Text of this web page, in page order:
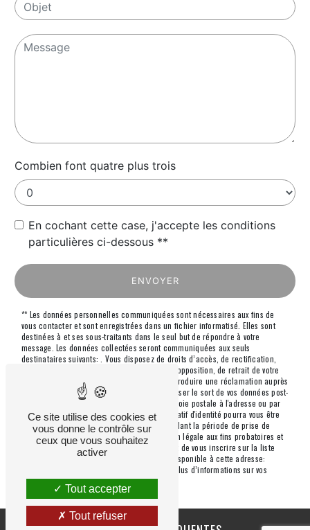
Combien font quatre plus trois
En cochant cette case, j'accepte les conditions
particulières ci-dessous **
ENVOYER
** Les données personnelles communiquées sont nécessaires aux fins de
vous contacter et sont enregistrées dans un fichier informatisé. Elles sont
destinées à et ses sous-traitants dans le seul but de répondre à votre
message. Les données collectées seront communiquées aux seuls
destinataires suivants: . Vous disposez de droits d’accès, de rectification,
d’effacement, de portabilité, de limitation, d’opposition, de retrait de votre
consentement à tout moment et du droit d’introduire une réclamation auprès
d’une autorité de contrôle, ainsi que d’organiser le sort de vos données post-
mortem. Vous pouvez exercer ces droits par voie postale à l'adresse ou par
courrier électronique à l'adresse . Un justificatif d'identité pourra vous être
demandé. Nous conservons vos données pendant la période de prise de
contact puis pendant la durée de prescription légale aux fins probatoires et
de gestion des contentieux. Vous avez le droit de vous inscrire sur la liste
d'opposition au démarchage téléphonique, disponible à cette adresse:
. Consultez le site cnil.fr pour plus d’informations sur vos
droits.
Ce site utilise des cookies et
vous donne le contrôle sur
ceux que vous souhaitez
activer
Tout accepter
Tout refuser